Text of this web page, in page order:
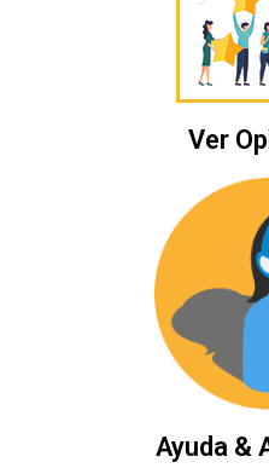
Ver
Ayuda &